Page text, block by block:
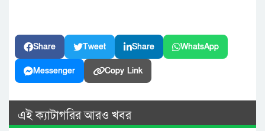
Share Tweet Share WhatsApp
Messenger Copy Link
এই ক্যাটাগরির আরও খবর